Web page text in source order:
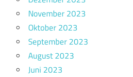
November 2023
Oktober 2023
September 2023
August 2023
Juni 2023